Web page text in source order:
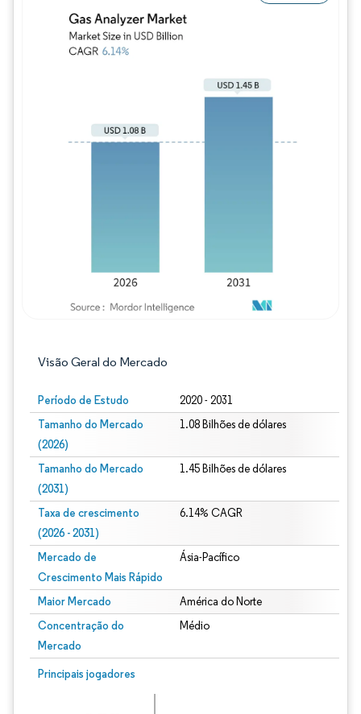
Visão Geral do Mercado
Período de Estudo 2020 - 2031
Tamanho do Mercado
(2026)
1.08 Bilhões de dólares
Tamanho do Mercado
(2031)
1.45 Bilhões de dólares
Taxa de crescimento
(2026 - 2031)
6.14% CAGR
Mercado de
Crescimento Mais Rápido
Ásia-Pacífico
Maior Mercado América do Norte
Concentração do
Mercado
Médio
Principais jogadores
Imagem © Mordor Intelligence. O reuso requer atribuição conforme CC BY 4.0.